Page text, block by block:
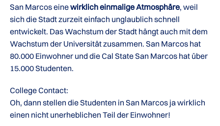
San Marcos einewirklich einmalige Atmosphäre, weil
sich die Stadt zurzeit einfach unglaublich schnell
entwickelt. Das Wachstum der Stadt hängt auch mit dem
Wachstum der Universität zusammen. San Marcos hat
80.000 Einwohner und die Cal State San Marcos hat über
15.000 Studenten.
College Contact:
Oh, dann stellen die Studenten in San Marcos ja wirklich
einen nicht unerheblichen Teil der Einwohner!